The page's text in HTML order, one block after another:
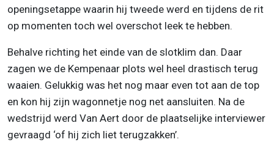
openingsetappe waarin hij tweede werd en tijdens de rit
op momenten toch wel overschot leek te hebben.
Behalve richting het einde van de slotklim dan. Daar
zagen we de Kempenaar plots wel heel drastisch terug
waaien. Gelukkig was het nog maar even tot aan de top
en kon hij zijn wagonnetje nog net aansluiten. Na de
wedstrijd werd Van Aert door de plaatselijke interviewer
gevraagd ‘of hij zich liet terugzakken’.